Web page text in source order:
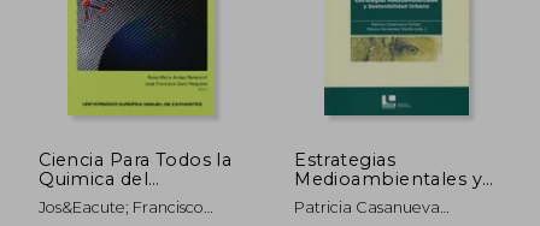
40%
dcto.
40%
dcto.
Ciencia Para Todos la
Quimica del
Medioambiente
Jos&Eacute; Francisco
Estrategias
Medioambientales y
Sostenibilidad Urbana
Patricia Casanueva